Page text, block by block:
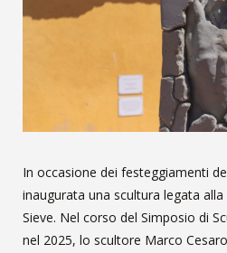
In occasione dei festeggiamenti
inaugurata una scultura legata
Sieve. Nel corso del Simposio di
nel 2025, lo scultore Marco